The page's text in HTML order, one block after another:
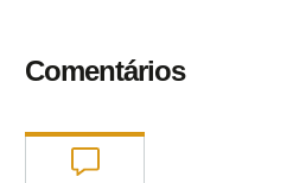
Comentários